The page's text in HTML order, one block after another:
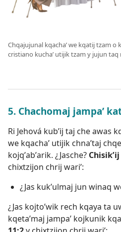
Chqajujunal kqachaʼ we kqatij tzam o
cristiano kuchaʼ utijik tzam y jujun
5. Chachomaj jampaʼ
Ri Jehová kubʼij taj che awas
we kqachaʼ utijik chnaʼtaj
kojqʼabʼarik. ¿Jasche? Chisikʼij
chixtzijon chrij wariʼ:
¿Jas kukʼulmaj jun winaq
¿Jas kojtoʼwik rech kqaya ta
kqetaʼmaj jampaʼ kojkunik